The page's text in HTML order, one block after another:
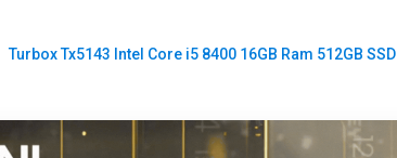
Turbox Tx5143 Intel Core i5 8400 16GB Ram 512GB